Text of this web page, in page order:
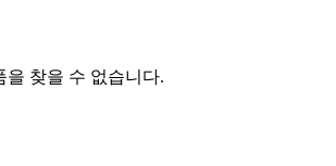
을 찾을 수 없습니다.